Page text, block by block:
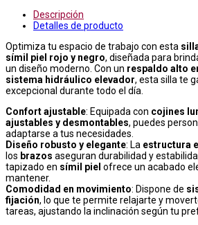
Descripción
Detalles de producto
Optimiza tu espacio de trabajo con esta
símil piel rojo y negro, diseñada para
un diseño moderno. Con un respaldo alto
sistema hidráulico elevador, esta silla te
excepcional durante todo el día.
Confort ajustable: Equipada con cojines
ajustables y desmontables, puedes
adaptarse a tus necesidades.
Diseño robusto y elegante: La estructura
los brazos aseguran durabilidad y
tapizado en símil piel ofrece un acabado
mantener.
Comodidad en movimiento: Dispone de
fijación, lo que te permite relajarte y
tareas, ajustando la inclinación según tu